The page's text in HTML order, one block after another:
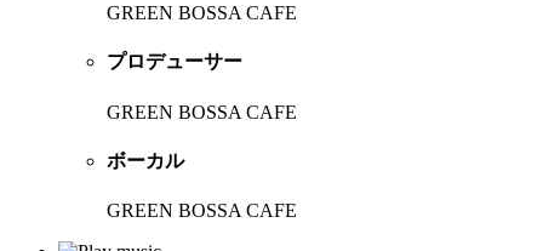
GREEN BOSSA CAFE
プロデューサー
GREEN BOSSA CAFE
ボーカル
GREEN BOSSA CAFE